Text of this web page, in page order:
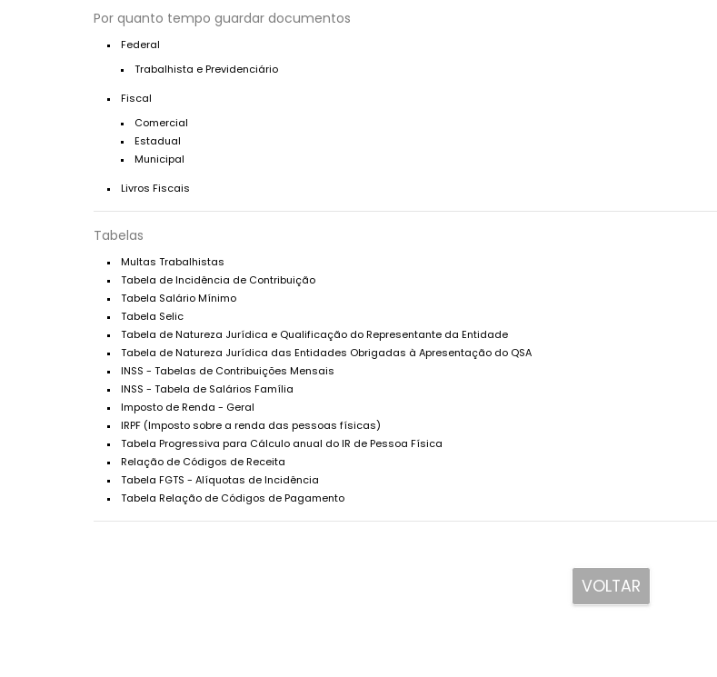
Por quanto tempo guardar documentos
Federal
Trabalhista e Previdenciário
Fiscal
Comercial
Estadual
Municipal
Livros Fiscais
Tabelas
Multas Trabalhistas
Tabela de Incidência de Contribuição
Tabela Salário Mínimo
Tabela Selic
Tabela de Natureza Jurídica e Qualificação do Representante da Entidade
Tabela de Natureza Jurídica das Entidades Obrigadas à Apresentação do QSA
INSS - Tabelas de Contribuições Mensais
INSS - Tabela de Salários Família
Imposto de Renda - Geral
IRPF (Imposto sobre a renda das pessoas físicas)
Tabela Progressiva para Cálculo anual do IR de Pessoa Física
Relação de Códigos de Receita
Tabela FGTS - Alíquotas de Incidência
Tabela Relação de Códigos de Pagamento
VOLTAR